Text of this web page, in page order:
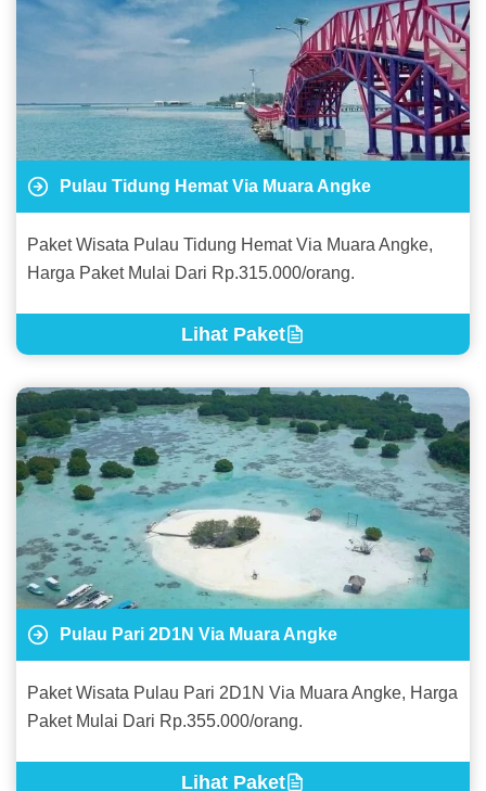
Pulau Tidung Hemat Via Muara Angke
Paket Wisata Pulau Tidung Hemat Via Muara Angke,
Harga Paket Mulai Dari Rp.315.000/orang.
Lihat Paket
Pulau Pari 2D1N Via Muara Angke
Paket Wisata Pulau Pari 2D1N Via Muara Angke, Harga
Paket Mulai Dari Rp.355.000/orang.
Lihat Paket